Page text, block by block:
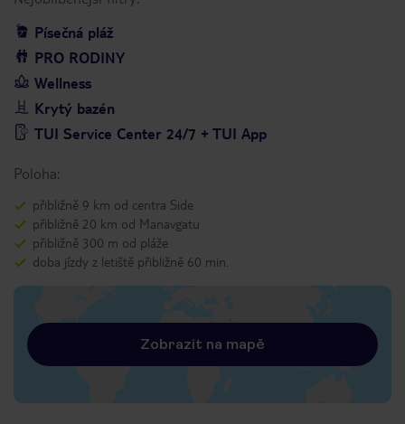
Písečná pláž
PRO RODINY
Wellness
Krytý bazén
TUI Service Center 24/7 + TUI App
Poloha:
přibližně 9 km od centra Side
přibližně 20 km od Manavgatu
přibližně 300 m od pláže
doba jízdy z letiště přibližně 60 min.
Zobrazit na mapě